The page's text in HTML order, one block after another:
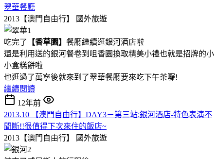
翠華餐廳
2013【澳門自由行】
國外旅遊
吃完了 【香草園】 餐廳繼續逛銀河酒店啦
還是利用送的銀河餐卷到咀香園換取精美小禮也就是招牌的小
小盒糕餅啦
也逛過了萬寧後就來到了翠華餐廳要來吃下午茶囉!
繼續閱讀
12年前
2013.10 【澳門自由行】DAY3－第三站:銀河酒店-特色表演不
間斷!!很值得下次來住的飯店~
2013【澳門自由行】
國外旅遊